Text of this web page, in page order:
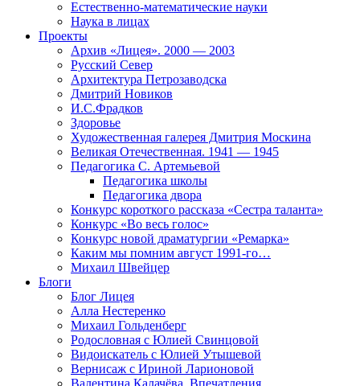
Естественно-математические науки
Наука в лицах
Проекты
Архив «Лицея». 2000 — 2003
Русский Север
Архитектура Петрозаводска
Дмитрий Новиков
И.С.Фрадков
Здоровье
Художественная галерея Дмитрия Москина
Великая Отечественная. 1941 — 1945
Педагогика С. Артемьевой
Педагогика школы
Педагогика двора
Конкурс короткого рассказа «Сестра таланта»
Конкурс «Во весь голос»
Конкурс новой драматургии «Ремарка»
Каким мы помним август 1991-го…
Михаил Швейцер
Блоги
Блог Лицея
Алла Нестеренко
Михаил Гольденберг
Родословная с Юлией Свинцовой
Видоискатель с Юлией Утышевой
Вернисаж с Ириной Ларионовой